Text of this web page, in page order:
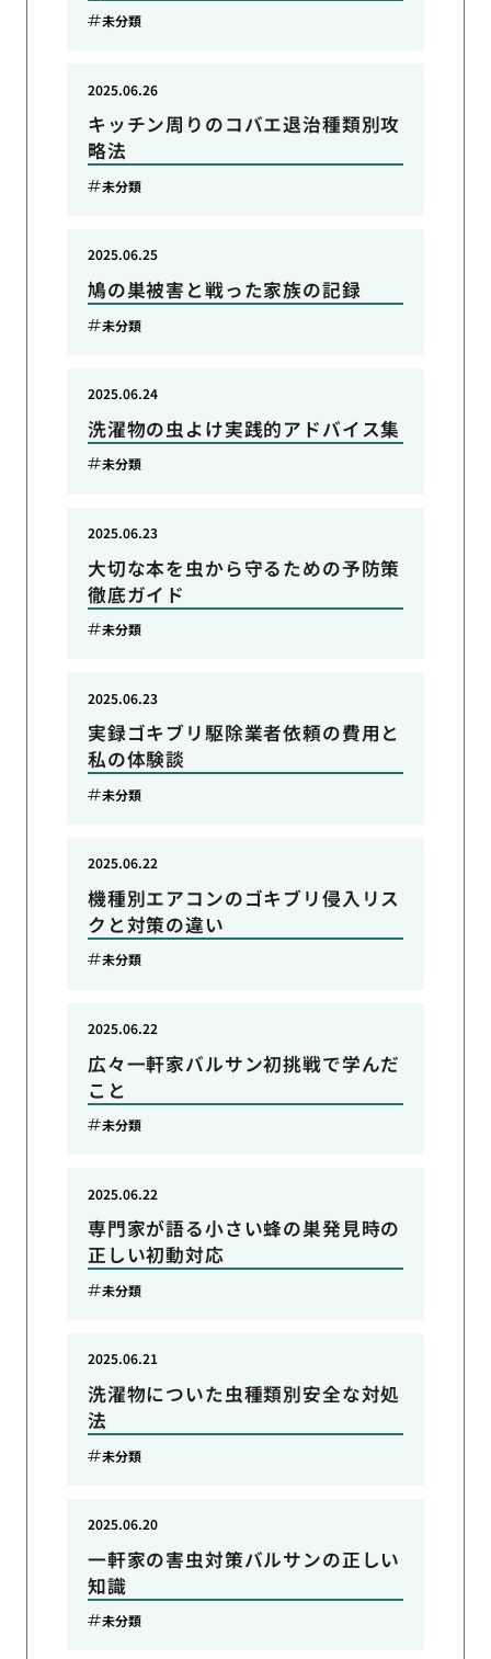
未分類
キッチン周りのコバエ退治種類別攻
略法
2025.06.26
未分類
鳩の巣被害と戦った家族の記録
2025.06.25
未分類
洗濯物の虫よけ実践的アドバイス集
2025.06.24
未分類
大切な本を虫から守るための予防策
徹底ガイド
2025.06.23
未分類
実録ゴキブリ駆除業者依頼の費用と
私の体験談
2025.06.23
未分類
機種別エアコンのゴキブリ侵入リス
クと対策の違い
2025.06.22
未分類
広々一軒家バルサン初挑戦で学んだ
こと
2025.06.22
未分類
専門家が語る小さい蜂の巣発見時の
正しい初動対応
2025.06.22
未分類
洗濯物についた虫種類別安全な対処
法
2025.06.21
未分類
一軒家の害虫対策バルサンの正しい
知識
2025.06.20
未分類